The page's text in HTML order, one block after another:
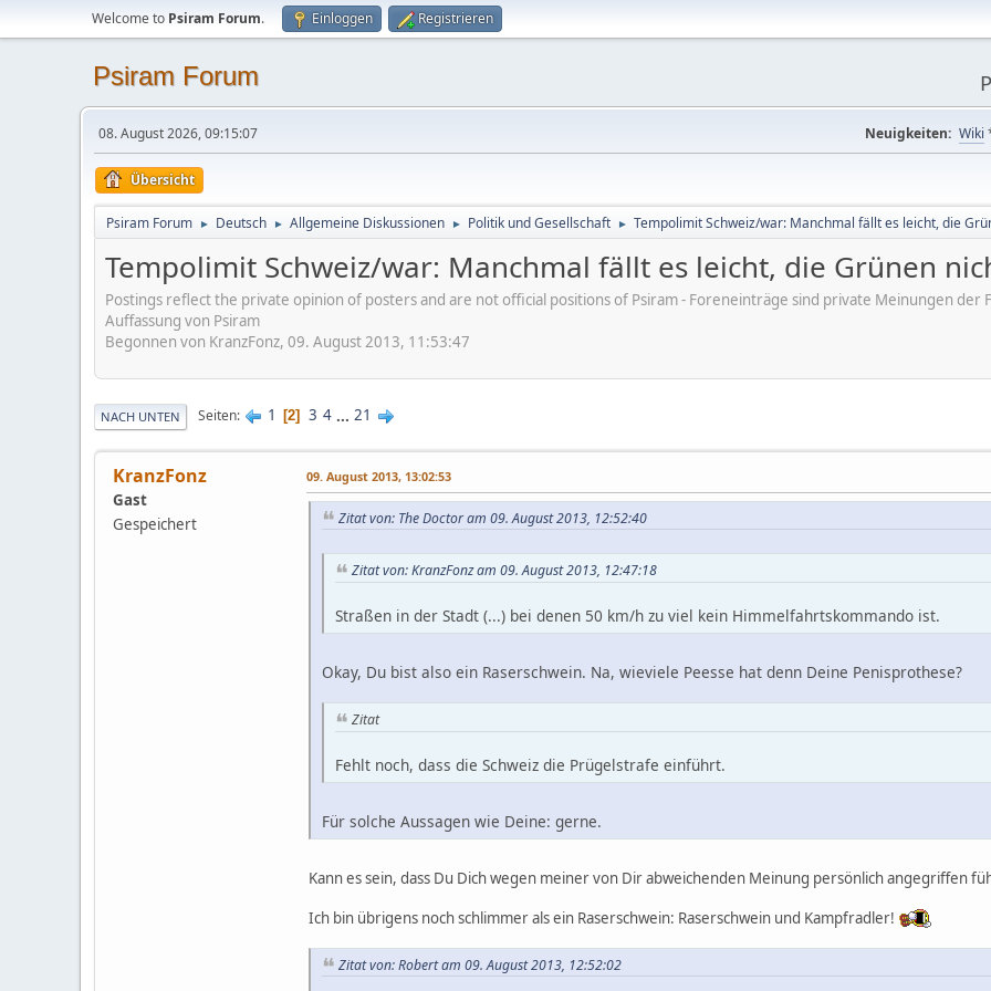
Welcome to Psiram Forum. Einloggen Registrieren
Psiram Forum
08. August 2026, 09:15:07 Neuigkeiten: Wiki
Übersicht
Psiram Forum ► Deutsch ► Allgemeine Diskussionen ► Politik und Gesellschaft ► Tempolimit Schweiz/war: Manchmal fällt es leicht, die
Tempolimit Schweiz/war: Manchmal fällt es leicht, die Grünen
Postings reflect the private opinion of posters and are not official positions of Psiram - Foreneinträge sind private Meinungen
Auffassung von Psiram
Begonnen von KranzFonz, 09. August 2013, 11:53:47
NACH UNTEN Seiten 1 2 3 4 ... 21
KranzFonz
Gast
Gespeichert
09. August 2013, 13:02:53
Zitat von: The Doctor am 09. August 2013, 12:52:40
Zitat von: KranzFonz am 09. August 2013, 12:47:18
Straßen in der Stadt (...) bei denen 50 km/h zu viel kein Himmelfahrtskommando ist.
Okay, Du bist also ein Raserschwein. Na, wieviele Peesse hat denn Deine Penisprothese?
Zitat
Fehlt noch, dass die Schweiz die Prügelstrafe einführt.
Für solche Aussagen wie Deine: gerne.
Kann es sein, dass Du Dich wegen meiner von Dir abweichenden Meinung persönlich angegriffen
Ich bin übrigens noch schlimmer als ein Raserschwein: Raserschwein und Kampfradler!
Zitat von: Robert am 09. August 2013, 12:52:02